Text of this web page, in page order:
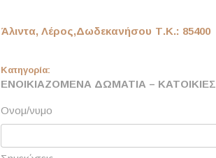
Ονομ/νυμο
Άλιντα, Λέρος,Δωδεκανήσου Τ.Κ.: 85400
Κατηγορία:
ΕΝΟΙΚΙΑΖΟΜΕΝΑ ΔΩΜΑΤΙΑ – ΚΑΤΟΙΚΙΕΣ